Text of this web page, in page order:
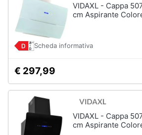
VIDAXL - Cappa
cm Aspirante
Scheda informativa
€ 297,99
VIDAXL - Cappa
cm Aspirante